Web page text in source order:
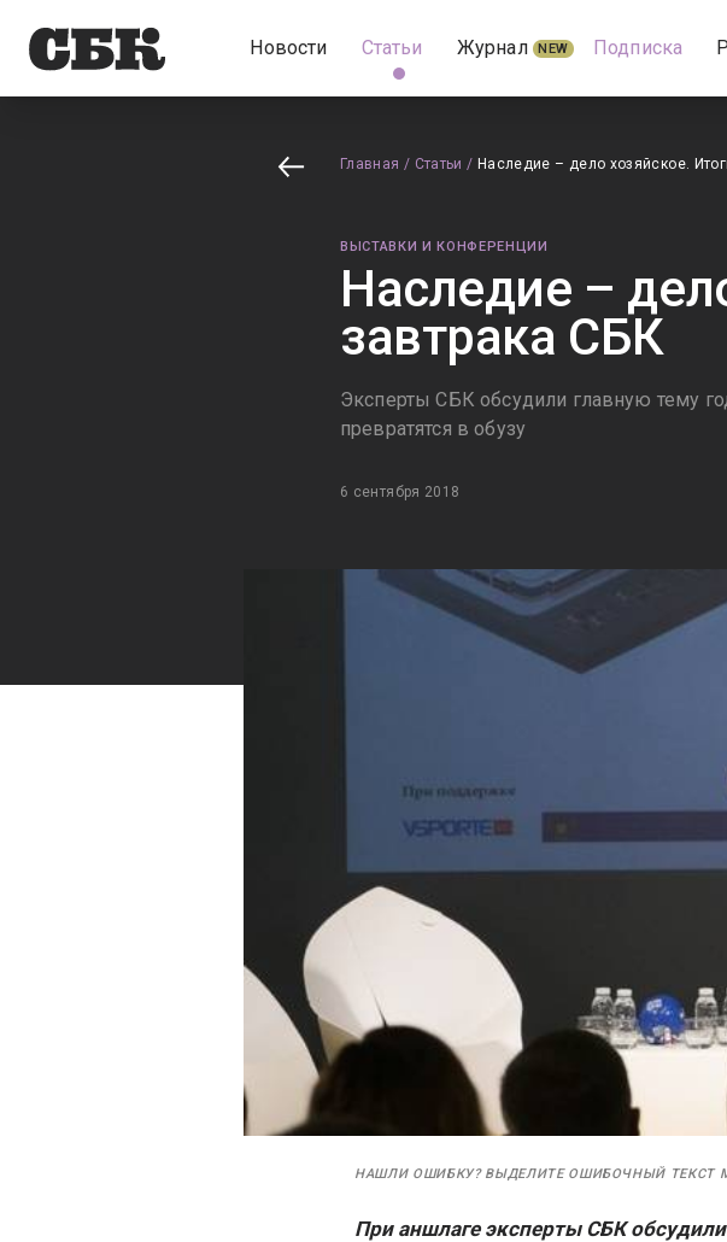
Новости Статьи Журнал NEW Подписка
Главная / Статьи / Наследие – дело хозяйское.
ВЫСТАВКИ И КОНФЕРЕНЦИИ
Наследие –
завтрака СБК
Эксперты СБК обсудили главную тему
превратятся в обузу
6 сентября 2018
НАШЛИ ОШИБКУ? ВЫДЕЛИТЕ ОШИБОЧНЫЙ
При аншлаге эксперты СБК